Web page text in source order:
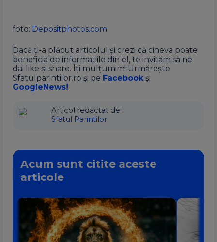
foto: Depositphotos.com
Dacă ți-a plăcut articolul și crezi că cineva poate
beneficia de informatiile din el, te invităm să ne
dai like și share. Îți mulțumim! Urmărește
Sfatulparintilor.ro și pe Facebook și
GoogleNews!
Articol redactat de:
Sfatul Parintilor
Acum sunt citite aceste
articole